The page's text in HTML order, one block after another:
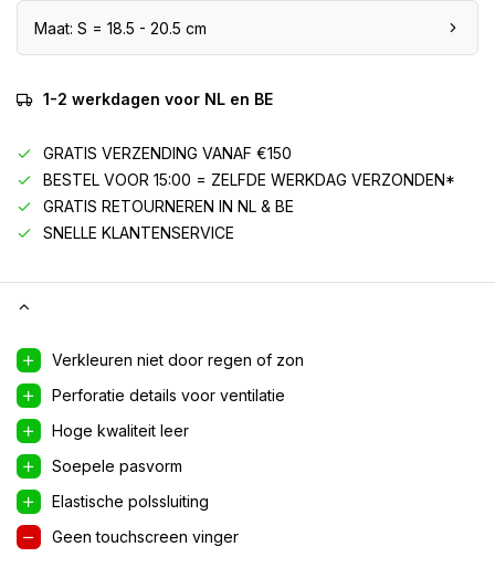
Maat: S = 18.5 - 20.5 cm
1-2 werkdagen voor NL en BE
GRATIS VERZENDING VANAF €150
BESTEL VOOR 15:00 = ZELFDE WERKDAG VERZONDEN*
GRATIS RETOURNEREN IN NL & BE
SNELLE KLANTENSERVICE
Verkleuren niet door regen of zon
Perforatie details voor ventilatie
Hoge kwaliteit leer
Soepele pasvorm
Elastische polssluiting
Geen touchscreen vinger